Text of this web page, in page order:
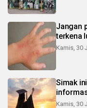
Jangan
terkena
Kamis, 30
Simak
Kamis, 30